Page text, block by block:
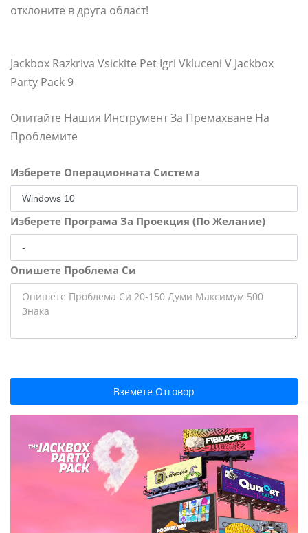
отклоните в друга област!
Jackbox Razkriva Vsickite Pet Igri Vkluceni V Jackbox
Party Pack 9
Опитайте Нашия Инструмент За Премахване На
Проблемите
Изберете Операционната Система
Изберете Програма За Проекция (По Желание)
Опишете Проблема Си
Вземете Отговор